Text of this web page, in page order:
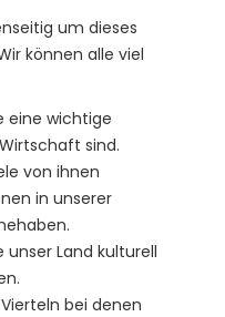
um dieses
können alle viel
eine wichtige
sind.
von ihnen
in unserer
unser Land kulturell
bei denen